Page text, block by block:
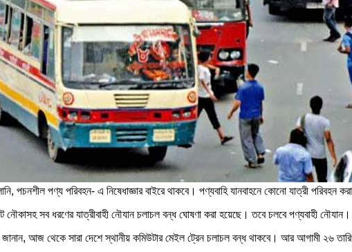
পচনশীল পণ্য পরিবহন- এ নিষেধাজ্ঞার বাইরে থাকবে। পণ্যবাহি যানবাহনে কোনো যাত্রী পরিবহন
সব ধরণের যাত্রীবাহী নৌযান চলাচল বন্ধ ঘোষণা করা হয়েছে। তবে চলবে পণ্যবাহী নৌযান।
আজ থেকে সারা দেশে স্থানীয় কমিউটার মেইল ট্রেন চলাচল বন্ধ থাকবে। আর আগামী ২৬